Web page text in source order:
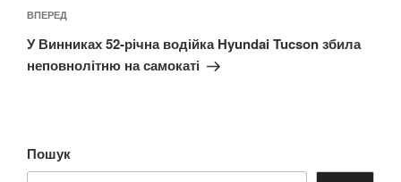
Наступний
запис
ВПЕРЕД
У Винниках 52-річна водійка Hyundai Tucson збила
неповнолітню на самокаті
Пошук